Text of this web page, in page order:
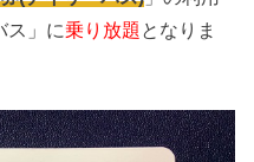
ス」に乗り放題 となりま